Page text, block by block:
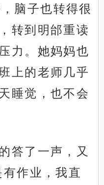
脑子也转得很
转到明邰重读
力。她妈妈也
上的老师几乎
睡觉，也不会
答了一声，又
作业，我直